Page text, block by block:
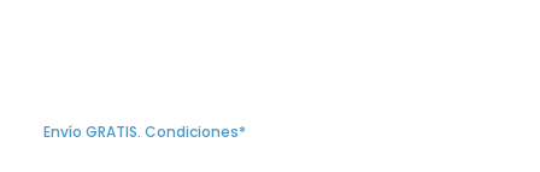
Envío GRATIS. Condiciones*